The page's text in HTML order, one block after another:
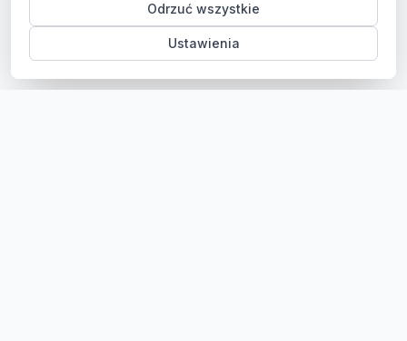
Ustawienia
Odrzuć wszystkie